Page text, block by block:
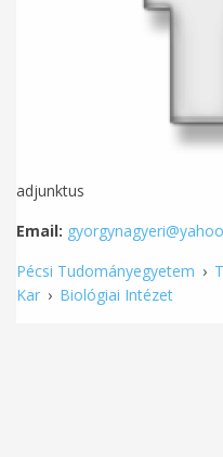
adjunktus
Email:
Pécsi Tudományegyetem ›
Kar › Biológiai Intézet